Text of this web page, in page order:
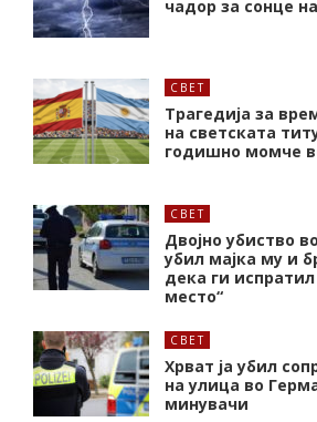
чадор за сонце
СВЕТ
Трагедија за
на светската
годишно момче
СВЕТ
Двојно убиство
убил мајка му и
дека ги
место“
СВЕТ
Хрват ја убил
на улица во
минувачи